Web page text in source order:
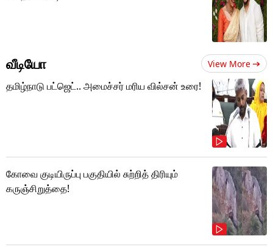
வீடியோ View More
தமிழ்நாடு பட்ஜெட்.. அமைச்சர் மரிய வில்சன் உரை!
கோவை குடியிருப்பு பகுதியில் சுற்றித் திரியும்
கருஞ்சிறுத்தை!